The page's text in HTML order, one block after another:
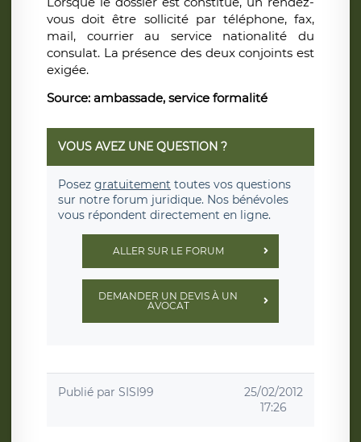
vous doit être sollicité par téléphone, fax,
mail, courrier au service nationalité du
consulat. La présence des deux conjoints est
exigée.
Source: ambassade, service formalité
VOUS AVEZ UNE QUESTION ?
Posez gratuitement toutes vos questions
sur notre forum juridique. Nos bénévoles
vous répondent directement en ligne.
ALLER SUR LE FORUM
DEMANDER UN DEVIS À UN
AVOCAT
Publié par SISI99
25/02/2012
17:26